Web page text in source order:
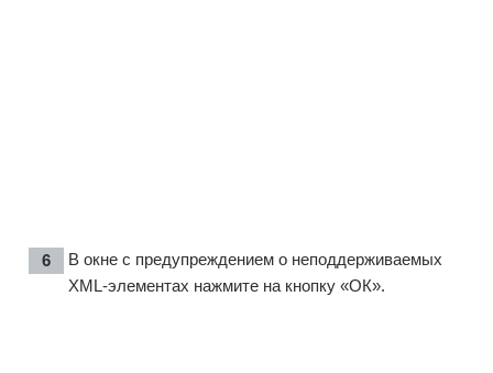
В окне с предупреждением о неподдерживаемых
XML-элементах нажмите на кнопку «ОК».